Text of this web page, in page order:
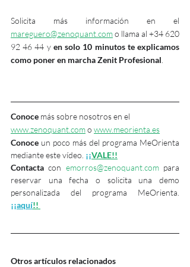
mareguero@zenoquant.com o llama al +34 620
92 46 44 y en solo 10 minutos te explicamos
como poner en marcha Zenit Profesional
Conoce más sobre nosotros en el
www.zenoquant.com o www.meorienta.es
Conoce un poco más del programa MeOrienta
mediante este vídeo. ¡¡VALE!!
Contacta con emorros@zenoquant.com para
reservar una fecha o solicita una demo
¡¡aquí!!
Otros artículos relacionados